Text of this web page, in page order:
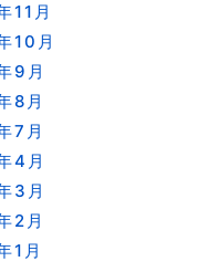
11月
10月
9月
8月
7月
4月
3月
2月
1月